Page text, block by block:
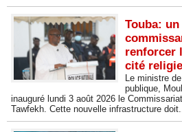
Touba:
renforcer
cité
Le ministre
publique,
inauguré lundi 3 août 2026 le
Tawfekh. Cette nouvelle infrastructure